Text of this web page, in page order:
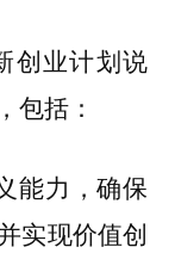
创业计划说
包括：
能力，确保
实现价值创